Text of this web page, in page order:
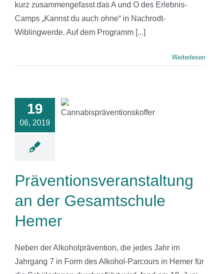
kurz zusammengefasst das A und O des Erlebnis-
Camps „Kannst du auch ohne“ in Nachrodt-
Wiblingwerde. Auf dem Programm [...]
Weiterlesen
19
06, 2019
Präventionsveranstaltung
an der Gesamtschule
Hemer
Neben der Alkoholprävention, die jedes Jahr im
Jahrgang 7 in Form des Alkohol-Parcours in Hemer für